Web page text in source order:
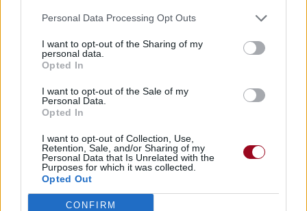
Personal Data Processing Opt Outs
I want to opt-out of the Sharing of my
personal data.
Opted In
I want to opt-out of the Sale of my
Personal Data.
Opted In
I want to opt-out of Collection, Use,
Retention, Sale, and/or Sharing of my
Personal Data that Is Unrelated with the
Purposes for which it was collected.
Opted Out
CONFIRM
Dire «merci» pour cette traduction Corriger une erreur